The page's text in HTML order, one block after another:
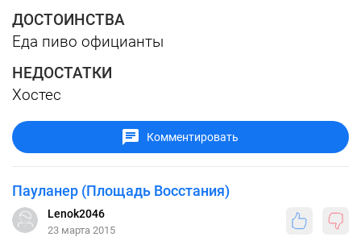
ДОСТОИНСТВА
Еда пиво официанты
НЕДОСТАТКИ
Хостес
Комментировать
Пауланер (Площадь Восстания)
Lenok2046
23 марта 2015